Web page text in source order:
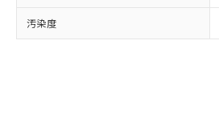
汚染度
お客様が当ウェブサイ
登録された部品リスト
および当社の共同利用
※3 非含有証明書ダウン